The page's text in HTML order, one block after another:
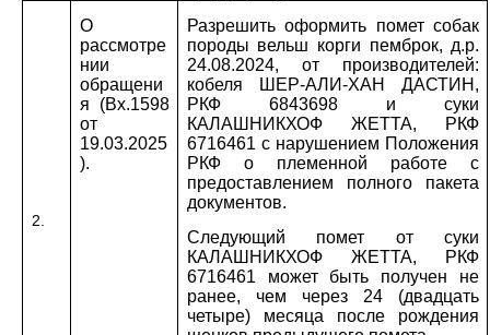
2.
О
рассмотре
нии
обращени
я (Вх.1598
от
19.03.2025
).
Разрешить оформить помет собак
породы вельш корги пемброк, д.р.
24.08.2024, от производителей:
кобеля ШЕР-АЛИ-ХАН ДАСТИН,
РКФ 6843698 и суки
КАЛАШНИКХОФ ЖЕТТА, РКФ
6716461 с нарушением Положения
РКФ о племенной работе с
предоставлением полного пакета
документов.
Следующий помет от суки
КАЛАШНИКХОФ ЖЕТТА, РКФ
6716461 может быть получен не
ранее, чем через 24 (двадцать
четыре) месяца после рождения